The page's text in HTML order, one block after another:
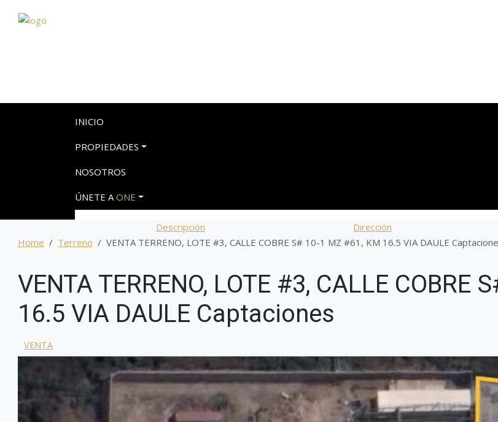
INICIO
PROPIEDADES
NOSOTROS
ÚNETE AONE
Descripción Dirección
Home
Terreno VENTA TERRENO, LOTE #3, CALLE COBRE S# 10-1 MZ #61, KM 16.5 VIA DAULE
VENTA TERRENO, LOTE #3, CALLE COBRE
16.5 VIA DAULE Captaciones
VENTA